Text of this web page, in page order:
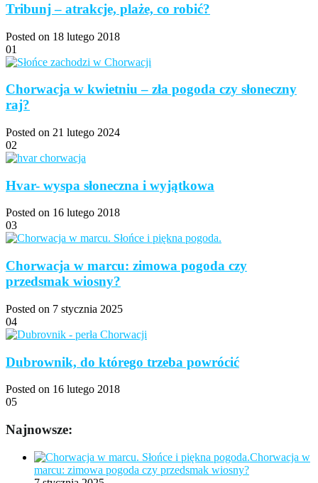
Tribunj – atrakcje, plaże, co robić?
Posted on 18 lutego 2018
01
Chorwacja w kwietniu – zła pogoda czy słoneczny
raj?
Posted on 21 lutego 2024
02
Hvar- wyspa słoneczna i wyjątkowa
Posted on 16 lutego 2018
03
Chorwacja w marcu: zimowa pogoda czy
przedsmak wiosny?
Posted on 7 stycznia 2025
04
Dubrownik, do którego trzeba powrócić
Posted on 16 lutego 2018
05
Najnowsze:
Chorwacja w
marcu: zimowa pogoda czy przedsmak wiosny?